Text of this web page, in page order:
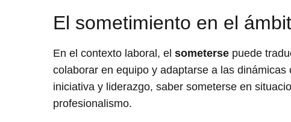
El sometimiento en el
En el contexto laboral, el someterse puede
colaborar en equipo y adaptarse a las
iniciativa y liderazgo, saber someterse en
profesionalismo.